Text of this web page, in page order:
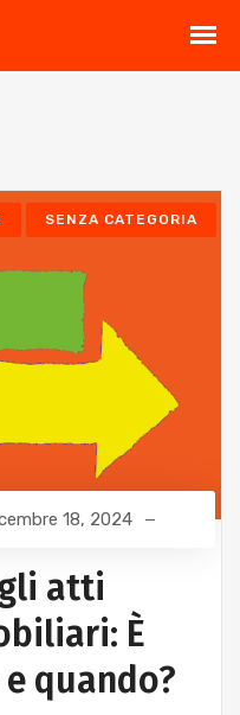
SENZA CATEGORIA
18, 2024
atti
È
quando?